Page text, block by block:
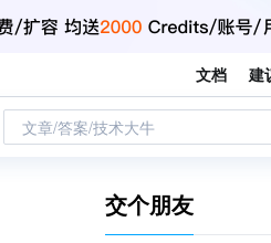
文档 建
文章/答案/技术大牛
交个朋友